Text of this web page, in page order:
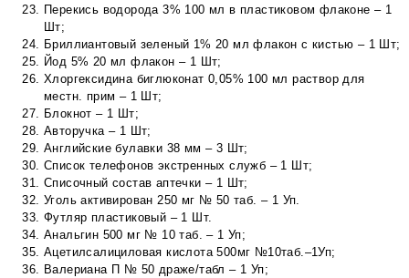
Перекись водорода 3% 100 мл в пластиковом флаконе – 1
Шт;
Бриллиантовый зеленый 1% 20 мл флакон с кистью – 1 Шт;
Йод 5% 20 мл флакон – 1 Шт;
Хлоргексидина биглюконат 0,05% 100 мл раствор для
местн. прим – 1 Шт;
Блокнот – 1 Шт;
Авторучка – 1 Шт;
Английские булавки 38 мм – 3 Шт;
Список телефонов экстренных служб – 1 Шт;
Списочный состав аптечки – 1 Шт;
Уголь активирован 250 мг № 50 таб. – 1 Уп.
Футляр пластиковый – 1 Шт.
Анальгин 500 мг № 10 таб. – 1 Уп;
Ацетилсалициловая кислота 500мг №10таб.–1Уп;
Валериана П № 50 драже/табл – 1 Уп;